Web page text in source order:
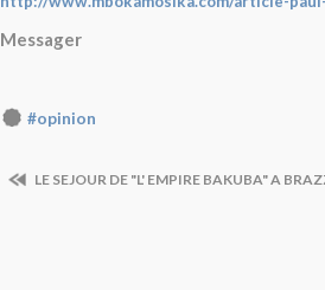
Messager
#opinion
LE SEJOUR DE "L' EMPIRE BAKUBA" A